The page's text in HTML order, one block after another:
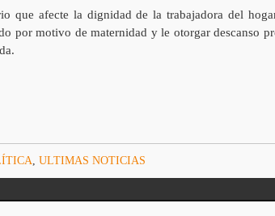
que afecte la dignidad de la trabajadora del
por motivo de maternidad y le otorgar descanso
ULTIMAS NOTICIAS